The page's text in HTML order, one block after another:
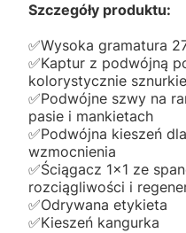
Szczegóły produktu:
✅️Wysoka gramatura
✅️Kaptur z podwójną
kolorystycznie
✅️Podwójne szwy na
pasie i mankietach
✅️Podwójna kieszeń
wzmocnienia
✅️Ściągacz 1x1 ze
rozciągliwości i
✅️Odrywana etykieta
✅️Kieszeń kangurka